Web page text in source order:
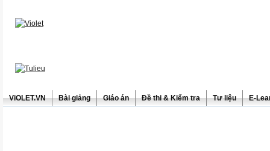
ViOLET.VN Bài giảng Giáo án Đề thi & Kiểm tra Tư liệu E-